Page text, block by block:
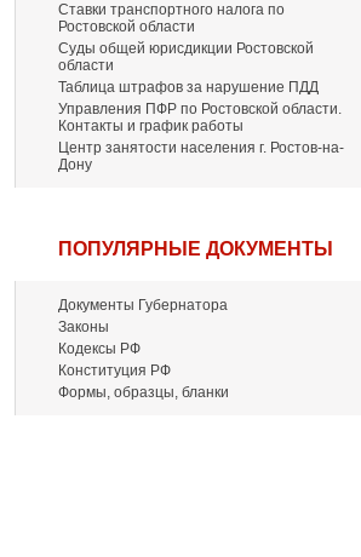
Ставки транспортного налога по
Ростовской области
Суды общей юрисдикции Ростовской
области
Таблица штрафов за нарушение ПДД
Управления ПФР по Ростовской области.
Контакты и график работы
Центр занятости населения г. Ростов-на-
Дону
ПОПУЛЯРНЫЕ ДОКУМЕНТЫ
Документы Губернатора
Законы
Кодексы РФ
Конституция РФ
Формы, образцы, бланки